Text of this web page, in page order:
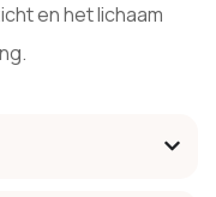
en het lichaam